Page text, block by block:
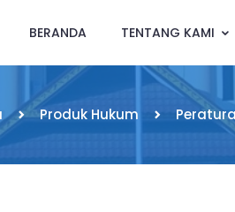
BERANDA TENTANG KAMI
Produk Hukum